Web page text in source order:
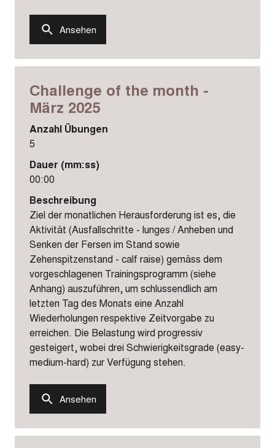
Ansehen
Challenge of the month -
März 2025
Anzahl Übungen
5
Dauer (mm:ss)
00:00
Beschreibung
Ziel der monatlichen Herausforderung ist es, die
Aktivität (Ausfallschritte - lunges / Anheben und
Senken der Fersen im Stand sowie
Zehenspitzenstand - calf raise) gemäss dem
vorgeschlagenen Trainingsprogramm (siehe
Anhang) auszuführen, um schlussendlich am
letzten Tag des Monats eine Anzahl
Wiederholungen respektive Zeitvorgabe zu
erreichen. Die Belastung wird progressiv
gesteigert, wobei drei Schwierigkeitsgrade (easy-
medium-hard) zur Verfügung stehen.
Ansehen